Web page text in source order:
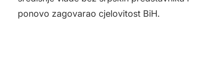
ponovo zagovarao cjelovitost BiH.